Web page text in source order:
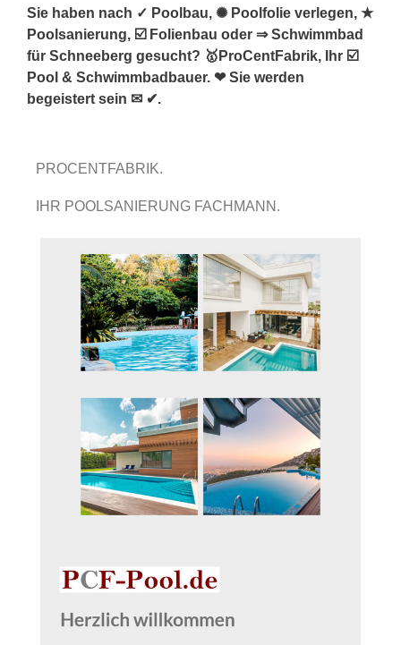
Sie haben nach ✓ Poolbau, ✺ Poolfolie verlegen, ★
Poolsanierung, ☑️ Folienbau oder ⇒ Schwimmbad
für Schneeberg gesucht? 🥇ProCentFabrik, Ihr ☑️
Pool & Schwimmbadbauer. ❤ Sie werden
begeistert sein ✉ ✔.
PROCENTFABRIK.
IHR POOLSANIERUNG FACHMANN.